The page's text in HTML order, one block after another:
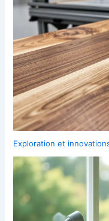
Exploration et